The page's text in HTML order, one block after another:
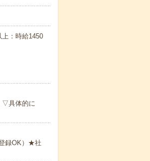
：時給1450
▽具体的に
録OK）★社